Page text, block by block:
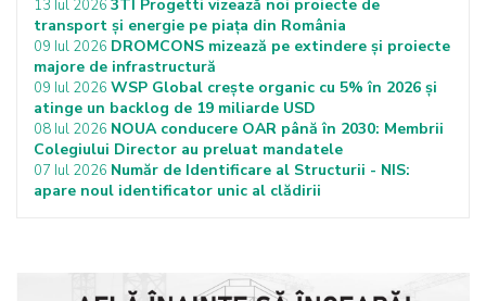
13 Iul 2026 3TI Progetti vizează noi proiecte de
transport și energie pe piața din România
09 Iul 2026 DROMCONS mizează pe extindere și proiecte
majore de infrastructură
09 Iul 2026 WSP Global crește organic cu 5% în 2026 și
atinge un backlog de 19 miliarde USD
08 Iul 2026 NOUA conducere OAR până în 2030: Membrii
Colegiului Director au preluat mandatele
07 Iul 2026 Număr de Identificare al Structurii - NIS:
apare noul identificator unic al clădirii